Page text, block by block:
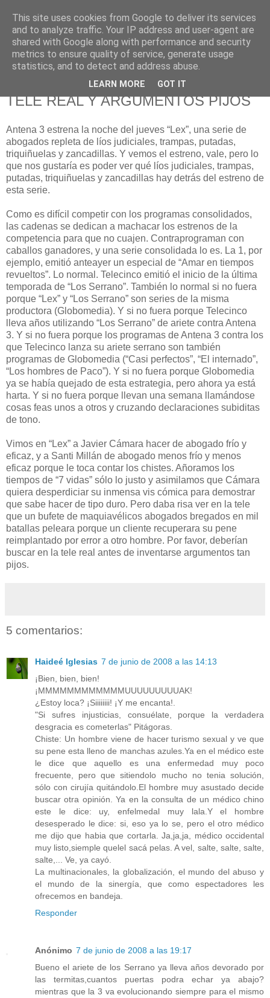
625 RANAS
LA TELEVISIÓN DESDE EL PUNTO DE VISTA BATRACIO
TELE REAL Y ARGUMENTOS PIJOS
Antena 3 estrena la noche del jueves “Lex”, una serie de
abogados repleta de líos judiciales, trampas, putadas,
triquiñuelas y zancadillas. Y vemos el estreno, vale, pero lo
que nos gustaría es poder ver qué líos judiciales, trampas,
putadas, triquiñuelas y zancadillas hay detrás del estreno de
esta serie.
Como es difícil competir con los programas consolidados,
las cadenas se dedican a machacar los estrenos de la
competencia para que no cuajen. Contraprograman con
caballos ganadores, y una serie consolidada lo es. La 1, por
ejemplo, emitió anteayer un especial de “Amar en tiempos
revueltos”. Lo normal. Telecinco emitió el inicio de la última
temporada de “Los Serrano”. También lo normal si no fuera
porque “Lex” y “Los Serrano” son series de la misma
productora (Globomedia). Y si no fuera porque Telecinco
lleva años utilizando “Los Serrano” de ariete contra Antena
3. Y si no fuera porque los programas de Antena 3 contra los
que Telecinco lanza su ariete serrano son también
programas de Globomedia (“Casi perfectos”, “El internado”,
“Los hombres de Paco”). Y si no fuera porque Globomedia
ya se había quejado de esta estrategia, pero ahora ya está
harta. Y si no fuera porque llevan una semana llamándose
cosas feas unos a otros y cruzando declaraciones subiditas
de tono.
Vimos en “Lex” a Javier Cámara hacer de abogado frío y
eficaz, y a Santi Millán de abogado menos frío y menos
eficaz porque le toca contar los chistes. Añoramos los
tiempos de “7 vidas” sólo lo justo y asimilamos que Cámara
quiera desperdiciar su inmensa vis cómica para demostrar
que sabe hacer de tipo duro. Pero daba risa ver en la tele
que un bufete de maquiavélicos abogados bregados en mil
batallas peleara porque un cliente recuperara su pene
reimplantado por error a otro hombre. Por favor, deberían
buscar en la tele real antes de inventarse argumentos tan
pijos.
5 comentarios:
Haideé Iglesias 7 de junio de 2008 a las 14:13
¡Bien, bien, bien!
¡MMMMMMMMMMMMUUUUUUUUUAK!
¿Estoy loca? ¡Siiiiiiii! ¡Y me encanta!.
"Si sufres injusticias, consuélate, porque la verdadera
desgracia es cometerlas" Pitágoras.
Chiste: Un hombre viene de hacer turismo sexual y ve que
su pene esta lleno de manchas azules.Ya en el médico este
le dice que aquello es una enfermedad muy poco
frecuente, pero que sitiendolo mucho no tenia solución,
sólo con cirujía quitándolo.El hombre muy asustado decide
buscar otra opinión. Ya en la consulta de un médico chino
este le dice: uy, enfelmedal muy lala.Y el hombre
desesperado le dice: si, eso ya lo se, pero el otro médico
me dijo que habia que cortarla. Ja,ja,ja, médico occidental
muy listo,siemple quelel sacá pelas. A vel, salte, salte, salte,
salte,... Ve, ya cayó.
La multinacionales, la globalización, el mundo del abuso y
el mundo de la sinergía, que como espectadores les
ofrecemos en bandeja.
Responder
Anónimo 7 de junio de 2008 a las 19:17
Bueno el ariete de los Serrano ya lleva años devorado por
las termitas,cuantos puertas podra echar ya abajo?
mientras que la 3 va evolucionando siempre para el mismo
This site uses cookies from Google to deliver its services
and to analyze traffic. Your IP address and user-agent are
shared with Google along with performance and security
metrics to ensure quality of service, generate usage
statistics, and to detect and address abuse.
LEARN MORE GOT IT